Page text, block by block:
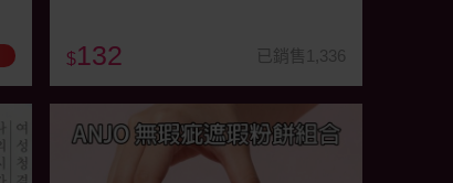
$132 已銷售1,336